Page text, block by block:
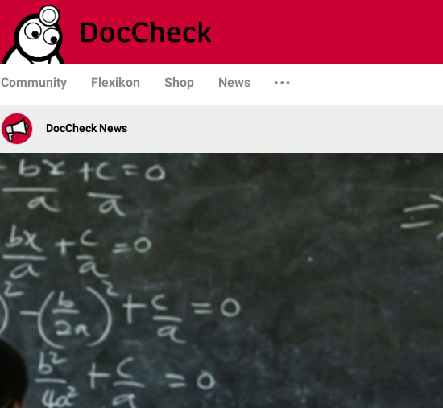
Community Flexikon Shop News
DocCheck News